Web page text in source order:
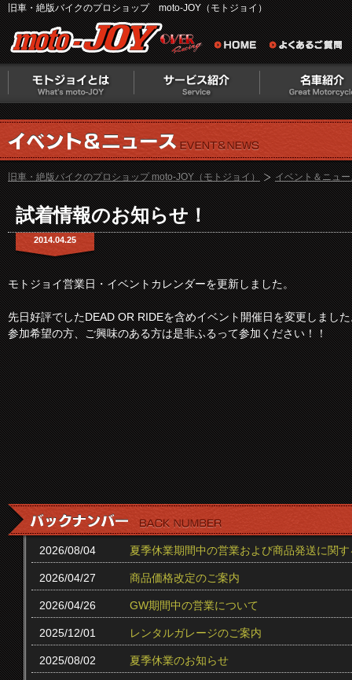
旧車・絶版バイクのプロショップ moto-JOY（モトジョイ）
旧車・絶版バイクのプロショップ moto-JOY（モトジョイ） イベント＆ニュ
試着情報のお知らせ！
2014.04.25
モトジョイ営業日・イベントカレンダーを更新しました。
先日好評でしたDEAD OR RIDEを含めイベント開催日を変更しまし
参加希望の方、ご興味のある方は是非ふるって参加ください！！
2026/08/04 夏季休業期間中の営業および商品発送に関
2026/04/27 商品価格改定のご案内
2026/04/26 GW期間中の営業について
2025/12/01 レンタルガレージのご案内
2025/08/02 夏季休業のお知らせ